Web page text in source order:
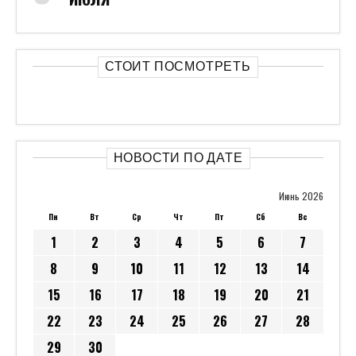
СТОИТ ПОСМОТРЕТЬ
НОВОСТИ ПО ДАТЕ
Июнь 2026
Пн Вт Ср Чт Пт Сб Вс
1 2 3 4 5 6
7
8
9 10 11 12 13
14
15
16 17 18 19 20
21
22
23 24 25 26 27
28
29
30